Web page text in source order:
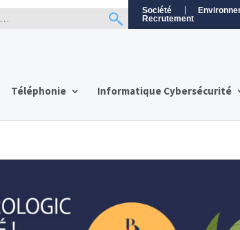
Société
Recrutement
Téléphonie Informatique Cybersécurité